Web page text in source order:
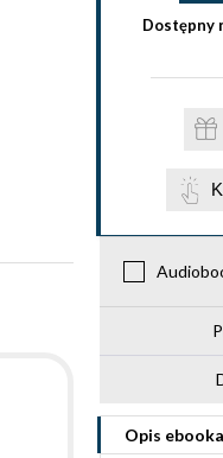
Dostępny
Opis ebooka